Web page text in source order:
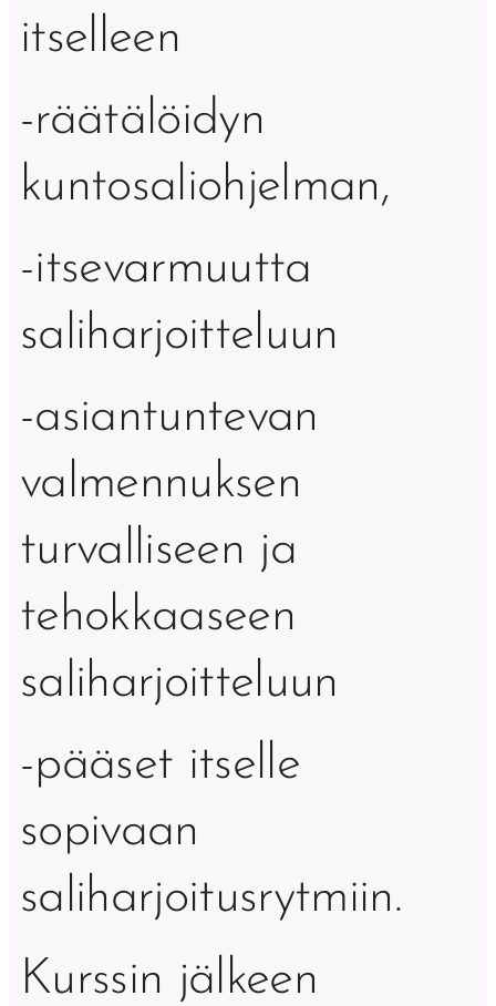
itselleen
-räätälöidyn
kuntosaliohjelman,
-itsevarmuutta
saliharjoitteluun
-asiantuntevan
valmennuksen
turvalliseen ja
tehokkaaseen
saliharjoitteluun
-pääset itselle
sopivaan
saliharjoitusrytmiin.
Kurssin jälkeen